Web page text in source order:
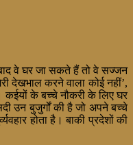
वे घर जा सकते हैं तो वे सज्जन
देखभाल करने वाला कोई नहीं’,
के बच्चे नौकरी के लिए घर
उन बुजुर्गों की है जो अपने बच्चे
होता है। बाकी प्रदेशों की